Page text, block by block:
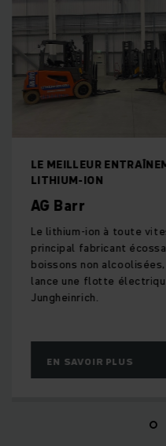
LE MEILLEUR
LITHIUM-ION
AG Barr
Le lithium-ion à toute
principal fabricant
boissons non alcoolisées,
lance une flotte
Jungheinrich.
EN SAVOIR PLUS